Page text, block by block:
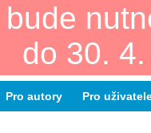
do 30.
Pro autory Pro